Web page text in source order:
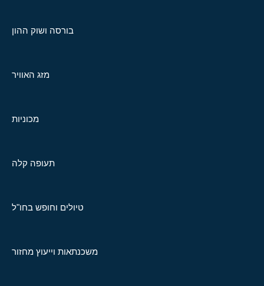
בורסה ושוק ההון
מזג האוויר
מכוניות
תעופה קלה
טיולים וחופש בחו"ל
משכנתאות וייעוץ מחזור